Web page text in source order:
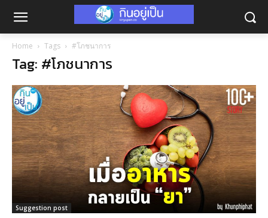
Home Tags #โภชนาการ
Tag: #โภชนาการ
Suggestion post